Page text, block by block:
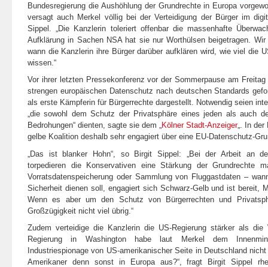
Bundesregierung die Aushöhlung der Grundrechte in Europa
versagt auch Merkel völlig bei der Verteidigung der Bürger im
Sippel.
„Die Kanzlerin toleriert offenbar die massenhafte
Aufklärung in Sachen NSA hat sie nur Worthülsen beigetragen.
wann die Kanzlerin ihre Bürger darüber aufklären wird, wie viel die
wissen.“
Vor ihrer letzten Pressekonferenz vor der Sommerpause am
strengen europäischen Datenschutz nach deutschen Standards
als erste Kämpferin für Bürgerrechte dargestellt. Notwendig seien
„die sowohl dem Schutz der Privatsphäre eines jeden als auch
Bedrohungen“ dienten, sagte sie dem „Kölner Stadt-Anzeiger„. In der
gelbe Koalition deshalb sehr engagiert über eine EU-Datenschutz-
„Das ist blanker Hohn“ , so Birgit Sippel:
„Bei der Arbeit an
torpedieren die Konservativen eine Stärkung der Grundrechte
Vorratsdatenspeicherung oder Sammlung von Fluggastdaten –
Sicherheit dienen soll, engagiert sich Schwarz-Gelb und ist bereit,
Wenn es aber um den Schutz von Bürgerrechten und
Großzügigkeit nicht viel übrig.“
Zudem verteidige die Kanzlerin die US-Regierung stärker als
Regierung in Washington habe laut Merkel dem
Industriespionage von US-amerikanischer Seite in Deutschland
Amerikaner denn sonst in Europa aus?“, fragt Birgit Sippel